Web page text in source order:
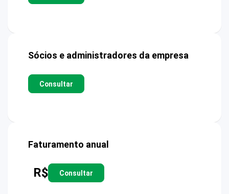
Sócios e administradores da empresa
Consultar
Faturamento anual
R$ Consultar